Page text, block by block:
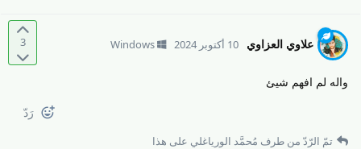
3 علاوي العزاوي 10 أكتوبر 2024 Windows
واله لم افهم شيئ
رَدّ
تمّ الرّدّ من طرف مُحمَّد الورياغلي على هذا